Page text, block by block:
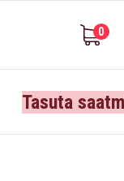
0
Tasuta